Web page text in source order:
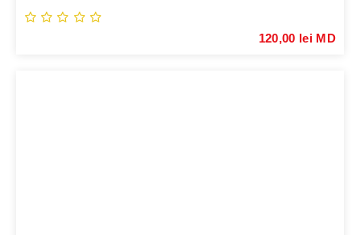
120,00 lei MD